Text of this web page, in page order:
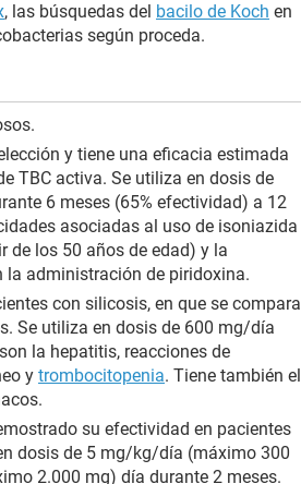
, las búsquedas del bacilo de Koch en
según proceda.
y tiene una eficacia estimada
TBC activa. Se utiliza en dosis de
6 meses (65% efectividad) a 12
asociadas al uso de isoniazida
de los 50 años de edad) y la
la administración de piridoxina.
con silicosis, en que se compara
Se utiliza en dosis de 600 mg/día
la hepatitis, reacciones de
y trombocitopenia. Tiene también el
su efectividad en pacientes
dosis de 5 mg/kg/día (máximo 300
2.000 mg) día durante 2 meses.